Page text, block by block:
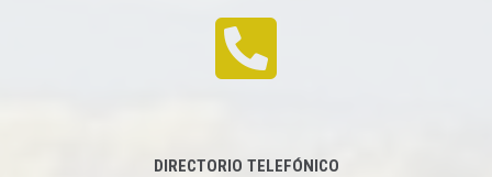
DIRECTORIO TELEFÓNICO